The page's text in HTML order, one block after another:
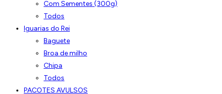
Com Sementes (300g)
Todos
Iguarias do Rei
Baguete
Broa de milho
Chipa
Todos
PACOTES AVULSOS